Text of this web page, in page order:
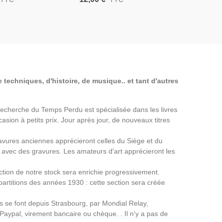
techniques, d'histoire, de musique.. et tant d'autres
du Temps Perdu est spécialisée dans les livres
à petits prix. Jour après jour, de nouveaux titres
anciennes apprécieront celles du Siège et du
des gravures. Les amateurs d'art apprécieront les
de notre stock sera enrichie progressivement.
des années 1930 : cette section sera créée
font depuis Strasbourg, par Mondial Relay,
virement bancaire ou chèque. . Il n'y a pas de